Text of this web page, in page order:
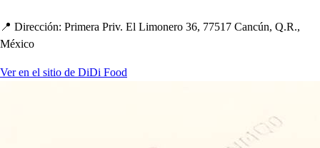
📍 Dirección: Primera Priv. El Limonero 36, 77517 Cancún, Q.R.,
México
Ver en el sitio de DiDi Food